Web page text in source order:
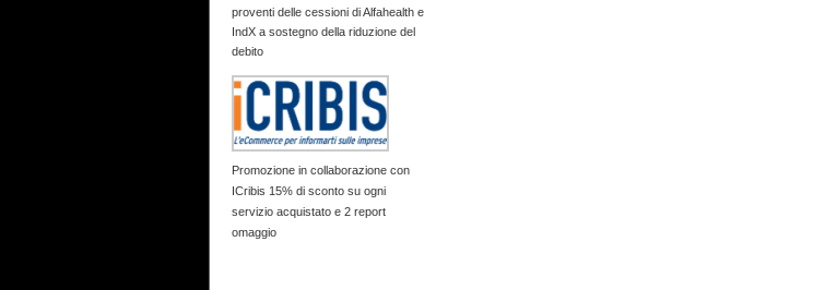
proventi delle cessioni di Alfahealth e
IndX a sostegno della riduzione del
debito
Promozione in collaborazione con
ICribis 15% di sconto su ogni
servizio acquistato e 2 report
omaggio